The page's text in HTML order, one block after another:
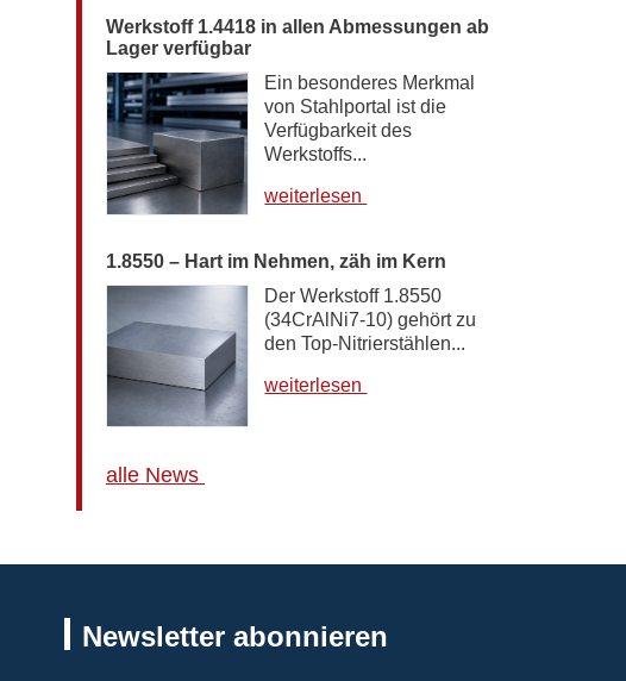
Werkstoff 1.4418 in allen Abmessungen ab
Lager verfügbar
Ein besonderes Merkmal
von Stahlportal ist die
Verfügbarkeit des
Werkstoffs...
weiterlesen
1.8550 – Hart im Nehmen, zäh im Kern
Der Werkstoff 1.8550
(34CrAlNi7-10) gehört zu
den Top-Nitrierstählen...
weiterlesen
alle News
Newsletter abonnieren